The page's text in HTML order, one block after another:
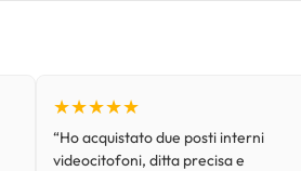
★★★★★
“Ho acquistato due posti interni
videocitofoni, ditta precisa e